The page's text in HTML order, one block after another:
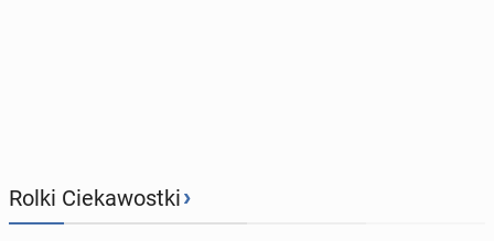
Rolki Ciekawostki›